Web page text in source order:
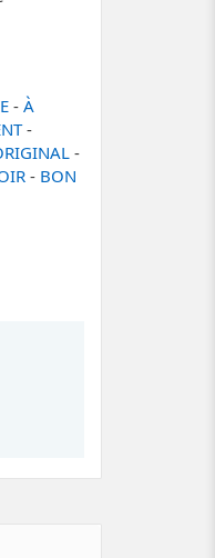
- À
-
-
- BON